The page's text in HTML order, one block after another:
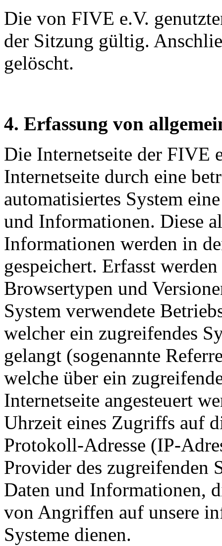
Die von FIVE e.V.
der Sitzung gültig.
gelöscht.
4. Erfassung von
Die Internetseite der FIVE
Internetseite durch eine
automatisiertes System
und Informationen. Diese
Informationen werden in
gespeichert. Erfasst
Browsertypen und
System verwendete
welcher ein zugreifendes
gelangt (sogenannte
welche über ein
Internetseite angesteuert
Uhrzeit eines Zugriffs auf
Protokoll-Adresse (IP-
Provider des zugreifenden
Daten und Informationen,
von Angriffen auf unsere
Systeme dienen.